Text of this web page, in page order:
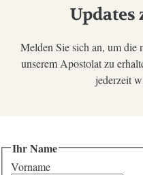
Updates
Melden Sie sich an, um die
unserem Apostolat zu
jederzeit
Ihr Name
Vorname